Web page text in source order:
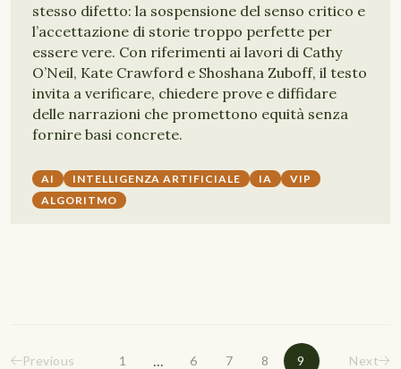
stesso difetto: la sospensione del senso critico e
l’accettazione di storie troppo perfette per
essere vere. Con riferimenti ai lavori di Cathy
O’Neil, Kate Crawford e Shoshana Zuboff, il testo
invita a verificare, chiedere prove e diffidare
delle narrazioni che promettono equità senza
fornire basi concrete.
AI INTELLIGENZA ARTIFICIALE IA
VIP
ALGORITMO
Previous 1 ... 6 7 8 9 Next